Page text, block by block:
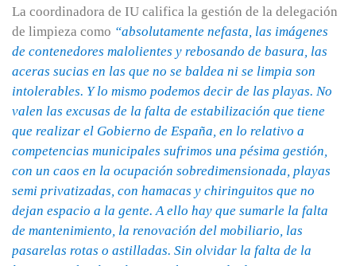
La coordinadora de IU califica la gestión de la delegación
de limpieza como “absolutamente nefasta, las imágenes
de contenedores malolientes y rebosando de basura, las
aceras sucias en las que no se baldea ni se limpia son
intolerables. Y lo mismo podemos decir de las playas. No
valen las excusas de la falta de estabilización que tiene
que realizar el Gobierno de España, en lo relativo a
competencias municipales sufrimos una pésima gestión,
con un caos en la ocupación sobredimensionada, playas
semi privatizadas, con hamacas y chiringuitos que no
dejan espacio a la gente. A ello hay que sumarle la falta
de mantenimiento, la renovación del mobiliario, las
pasarelas rotas o astilladas. Sin olvidar la falta de la